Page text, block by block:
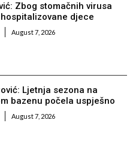
Zbog stomačnih virusa
djece
August 7, 2026
Ljetnja sezona na
bazenu počela uspješno
August 7, 2026